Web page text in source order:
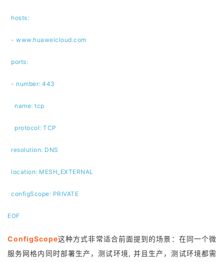
hosts:
- www.huaweicloud.com
ports:
- number: 443
name: tcp
protocol: TCP
resolution: DNS
location: MESH_EXTERNAL
configScope: PRIVATE
EOF
ConfigScope这种方式非常适合前面提到的场景：在同一个微
服务网格内同时部署生产，测试环境, 并且生产，测试环境都需